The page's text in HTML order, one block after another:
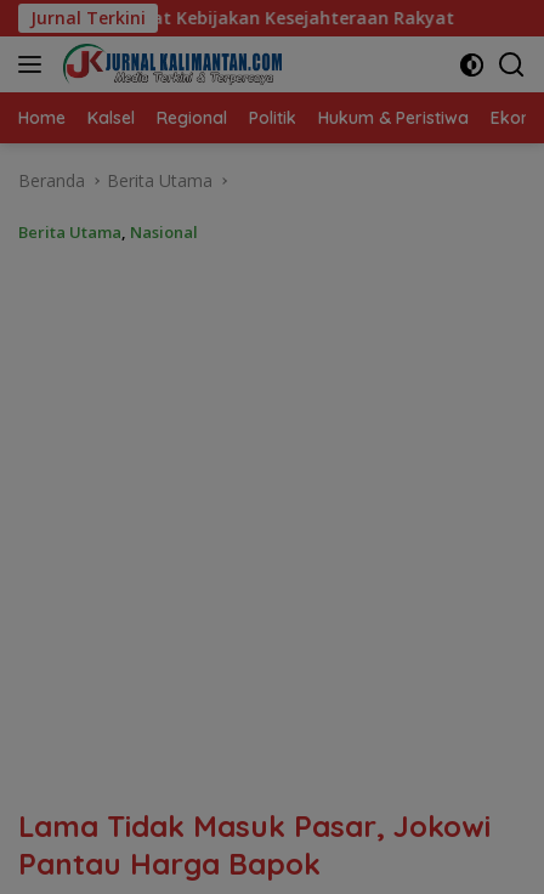
Langsung
ke
konten
Jurnal Terkini
Kesejahteraan Rakyat Baru 10 Persen,
Home Kalsel Regional Politik Hukum & Peristiwa
Beranda Berita Utama
Berita Utama, Nasional
Lama Tidak Masuk Pasar, Jokowi
Pantau Harga Bapok